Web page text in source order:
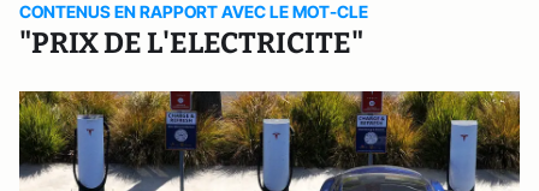
CONTENUS EN RAPPORT AVEC LE MOT-CLE
"PRIX DE L'ELECTRICITE"